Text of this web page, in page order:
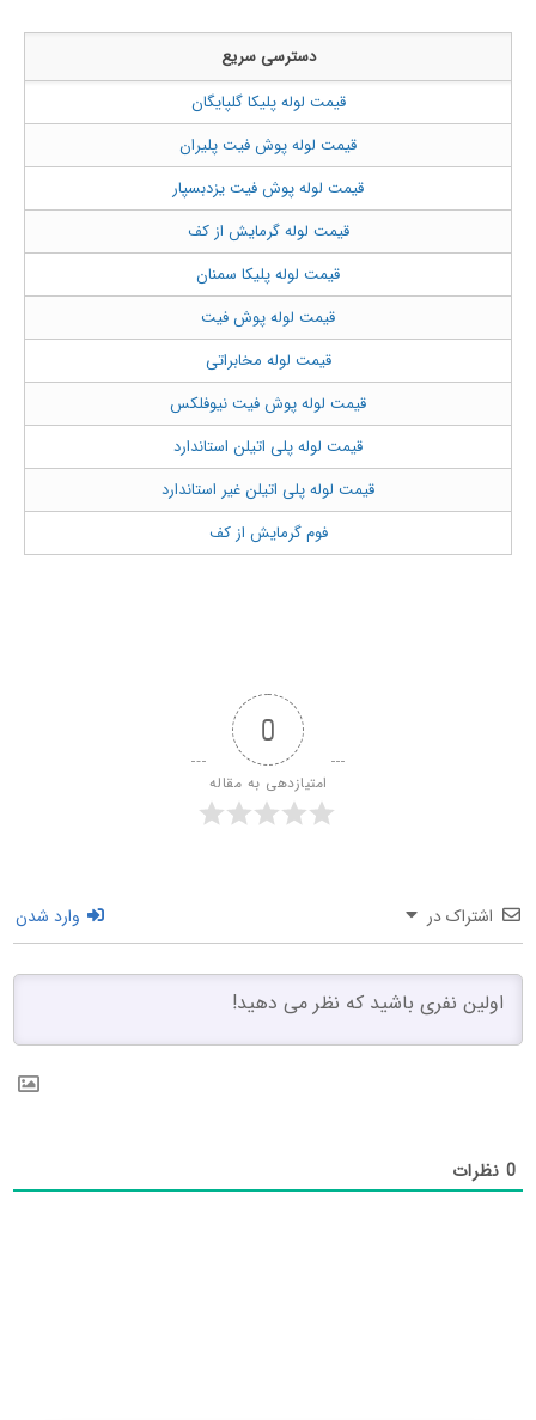
دسترسی سریع
قیمت لوله پلیکا گلپایگان
قیمت لوله پوش فیت پلیران
قیمت لوله پوش فیت یزدبسپار
قیمت لوله گرمایش از کف
قیمت لوله پلیکا سمنان
قیمت لوله پوش فیت
قیمت لوله مخابراتی
قیمت لوله پوش فیت نیوفلکس
قیمت لوله پلی اتیلن استاندارد
قیمت لوله پلی اتیلن غیر استاندارد
فوم گرمایش از کف
0
امتیازدهی به مقاله
اشتراک در وارد شدن
0 نظرات